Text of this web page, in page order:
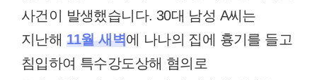
사건이 발생했습니다. 30대 남성 A씨는
지난해 11월 새벽에 나나의 집에 흉기를 들고
침입하여 특수강도상해 혐의로